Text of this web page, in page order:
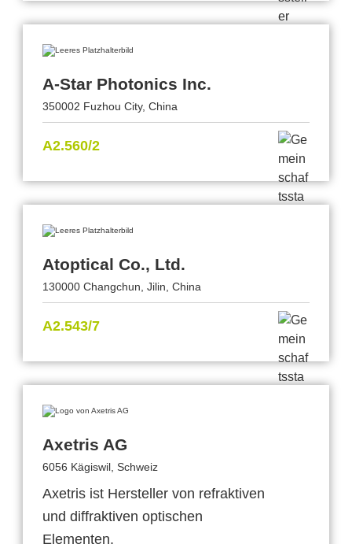
A-Star Photonics Inc.
350002 Fuzhou City, China
A2.560/2
Atoptical Co., Ltd.
130000 Changchun, Jilin, China
A2.543/7
Axetris AG
6056 Kägiswil, Schweiz
Axetris ist Hersteller von refraktiven
und diffraktiven optischen
Elementen.